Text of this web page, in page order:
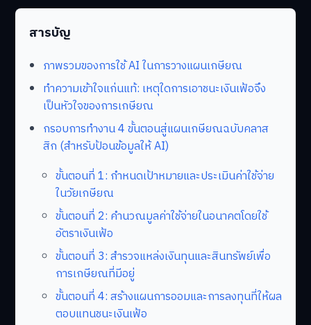
สารบัญ
ภาพรวมของการใช้ AI ในการวางแผนเกษียณ
ทำความเข้าใจแก่นแท้: เหตุใดการเอาชนะเงินเฟ้อจึง
เป็นหัวใจของการเกษียณ
กรอบการทำงาน 4 ขั้นตอนสู่แผนเกษียณฉบับคลาส
สิก (สำหรับป้อนข้อมูลให้ AI)
ขั้นตอนที่ 1: กำหนดเป้าหมายและประเมินค่าใช้จ่าย
ในวัยเกษียณ
ขั้นตอนที่ 2: คำนวณมูลค่าใช้จ่ายในอนาคตโดยใช้
อัตราเงินเฟ้อ
ขั้นตอนที่ 3: สำรวจแหล่งเงินทุนและสินทรัพย์เพื่อ
การเกษียณที่มีอยู่
ขั้นตอนที่ 4: สร้างแผนการออมและการลงทุนที่ให้ผล
ตอบแทนชนะเงินเฟ้อ